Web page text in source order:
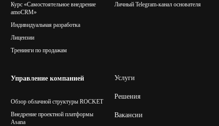
Курс «Самостоятельное внедрение
amoCRM»
Индивидуальная разработка
Лицензии
Тренинги по продажам
Личный Telegram-канал основателя
Управление компанией
Обзор облачной структуры ROCKET
Внедрение проектной платформы
Asana
Услуги
Решения
Вакансии